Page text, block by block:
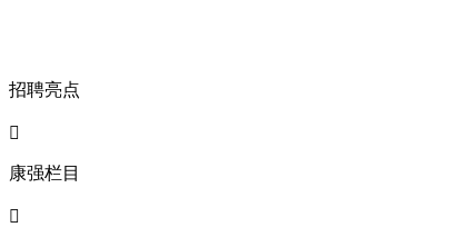
招聘亮点

康强栏目
